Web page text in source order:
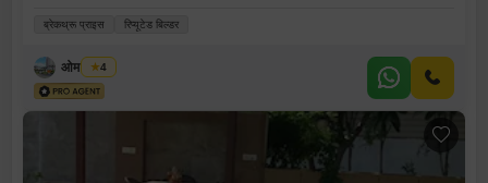
ब्रेकथ्रू प्राइस रिप्यूटेड बिल्डर
ओम प्रकाश
4